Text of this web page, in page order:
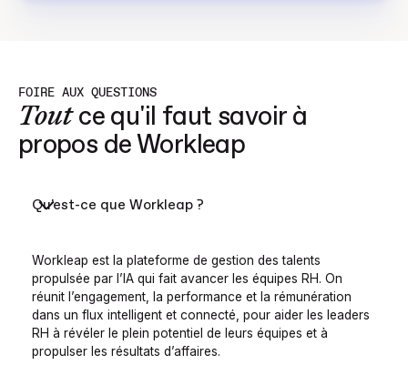
FOIRE AUX QUESTIONS
Toutce qu'il faut savoir à
propos de Workleap
Qu’est-ce que Workleap ?
Workleap est la plateforme de gestion des talents
propulsée par l’IA qui fait avancer les équipes RH. On
réunit l’engagement, la performance et la rémunération
dans un flux intelligent et connecté, pour aider les leaders
RH à révéler le plein potentiel de leurs équipes et à
propulser les résultats d’affaires.